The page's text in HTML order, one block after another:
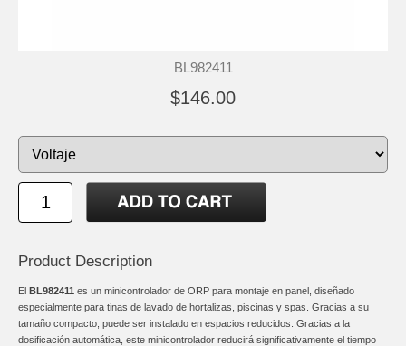
BL982411
$146.00
Product Description
El BL982411 es un minicontrolador de ORP para montaje en panel, diseñado
especialmente para tinas de lavado de hortalizas, piscinas y spas. Gracias a su
tamaño compacto, puede ser instalado en espacios reducidos. Gracias a la
dosificación automática, este minicontrolador reducirá significativamente el tiempo